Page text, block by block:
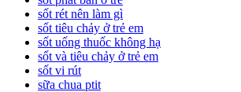
sốt rét nên làm gì
sốt tiêu chảy ở trẻ em
sốt uống thuốc không hạ
sốt và tiêu chảy ở trẻ em
sốt vi rút
sữa chua ptit